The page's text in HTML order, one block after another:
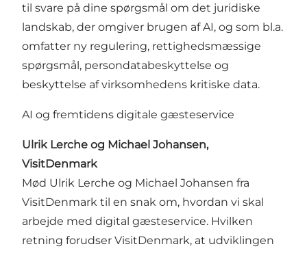
til svare på dine spørgsmål om det juridiske
landskab, der omgiver brugen af AI, og som bl.a.
omfatter ny regulering, rettighedsmæssige
spørgsmål, persondatabeskyttelse og
beskyttelse af virksomhedens kritiske data.
AI og fremtidens digitale gæsteservice
Ulrik Lerche og Michael Johansen,
VisitDenmark
Mød Ulrik Lerche og Michael Johansen fra
VisitDenmark til en snak om, hvordan vi skal
arbejde med digital gæsteservice. Hvilken
retning forudser VisitDenmark, at udviklingen